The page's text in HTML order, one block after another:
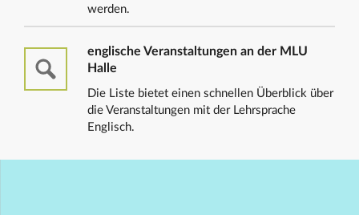
werden.
englische Veranstaltungen an der MLU
Halle
Die Liste bietet einen schnellen Überblick über
die Veranstaltungen mit der Lehrsprache
Englisch.